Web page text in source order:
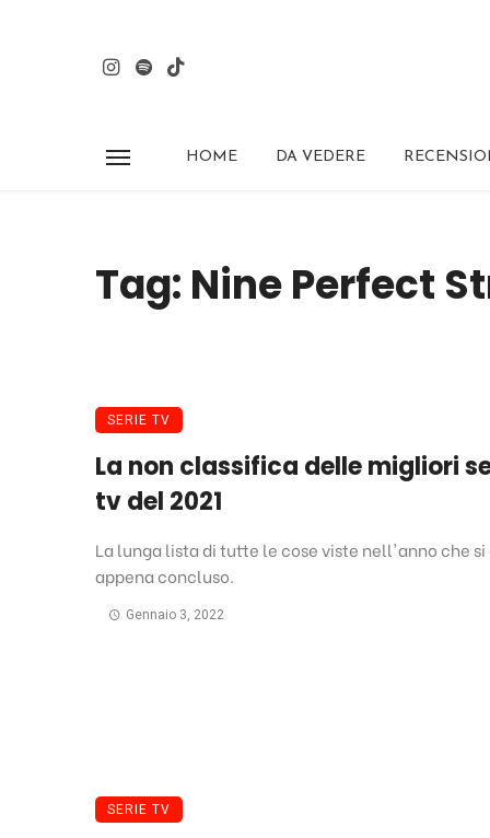
HOME DA VEDERE
Tag: Nine Perfect
SERIE TV
La non classifica delle migliori
tv del 2021
La lunga lista di tutte le cose viste nell'anno che si
appena concluso.
Gennaio 3, 2022
SERIE TV